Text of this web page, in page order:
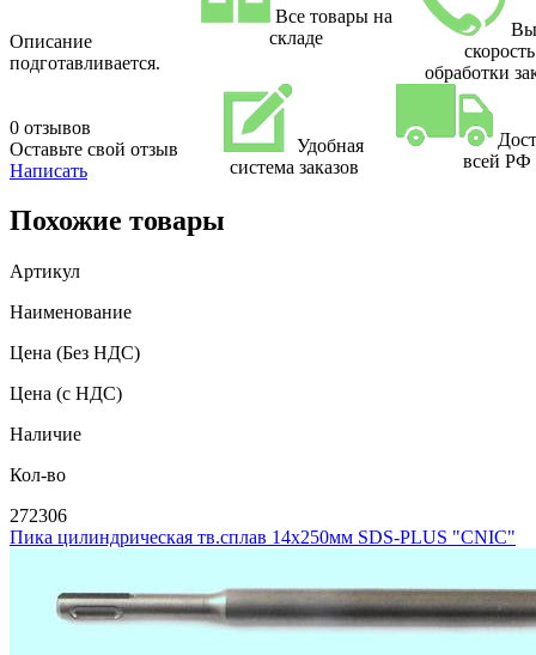
Описание
подготавливается.
0 отзывов
Оставьте свой отзыв
Написать
Все товары на
складе
скорость
обработки
Удобная
система заказов
всей РФ
Похожие товары
Артикул
Наименование
Цена (Без НДС)
Цена (с НДС)
Наличие
Кол-во
272306
Пика цилиндрическая тв.сплав 14х250мм SDS-PLUS "CNIC"